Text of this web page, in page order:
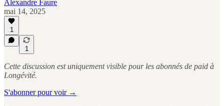
Alexandre Faure
mai 14, 2025
1
1
Cette discussion est uniquement visible pour les abonnés de paid à
Longévité.
S'abonner pour voir →